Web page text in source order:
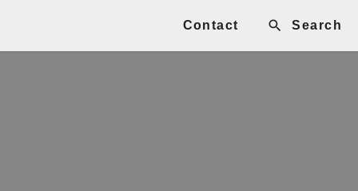
Contact Search